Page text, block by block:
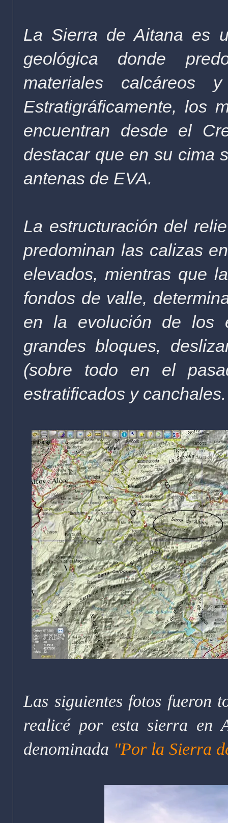
La Sierra de Aitana es
geológica donde
materiales calcáreos y
Estratigráficamente, los
encuentran desde el
destacar que en su cima
antenas de EVA.
La estructuración del
predominan las calizasen
elevados, mientras que
fondos de valle,
en la evolución de los
grandes bloques,
(sobre todo en el
estratificados y canchales.
Las siguientes fotos fueron
realicé por esta sierra en
denominada "Por la Sierra